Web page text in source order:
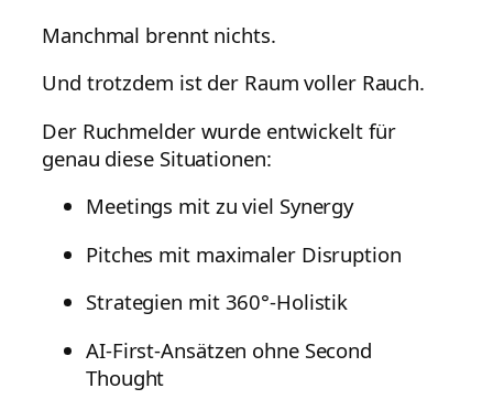
Manchmal brennt nichts.
Und trotzdem ist der Raum voller Rauch.
Der Ruchmelder wurde entwickelt für
genau diese Situationen:
Meetings mit zu viel Synergy
Pitches mit maximaler Disruption
Strategien mit 360°-Holistik
AI-First-Ansätzen ohne Second
Thought